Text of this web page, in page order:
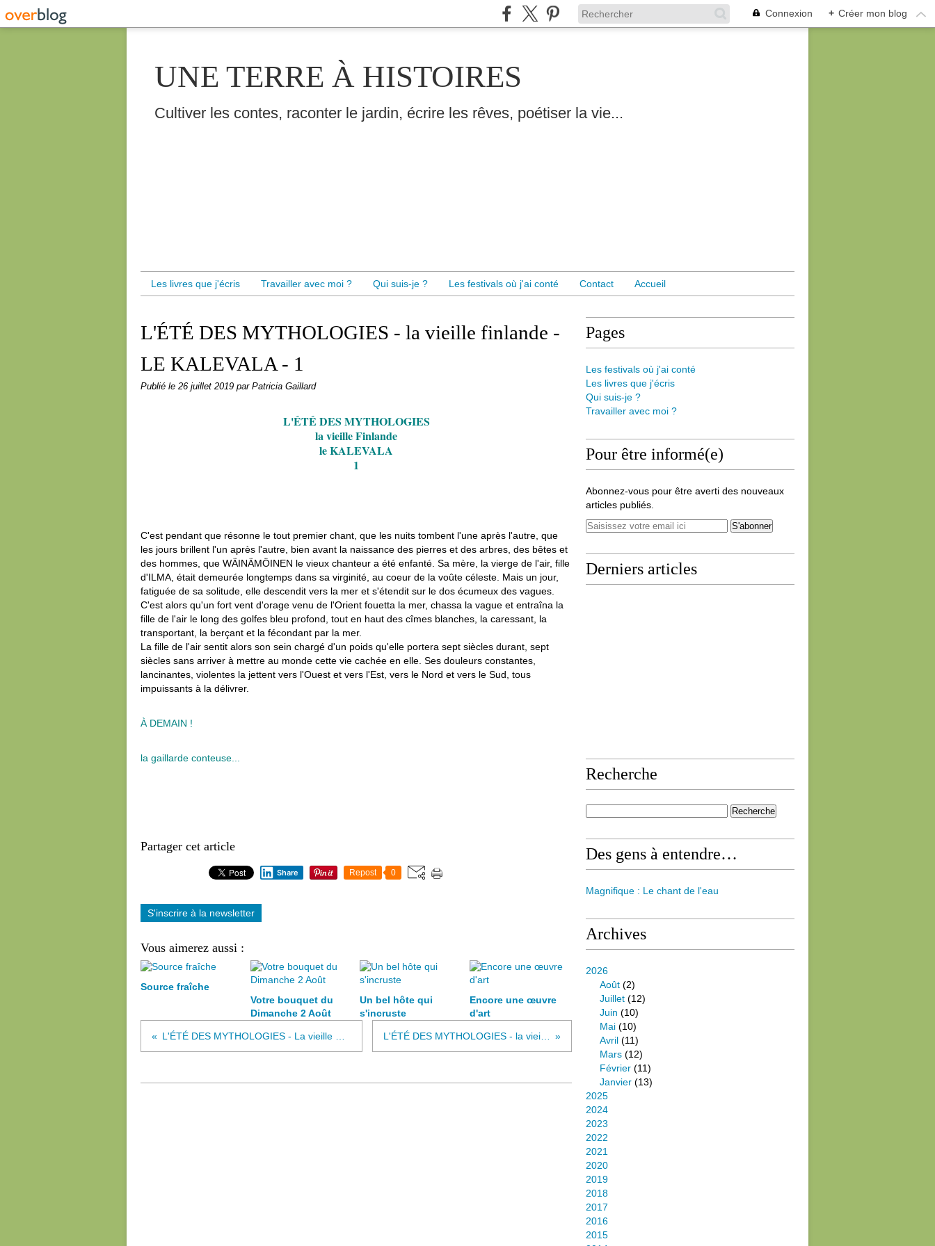
Connexion + Créer mon blog
UNE TERRE À HISTOIRES
Cultiver les contes, raconter le jardin, écrire les rêves, poétiser la vie...
Les livres que j'écris Travailler avec moi ? Qui suis-je ? Les festivals où j'ai conté Contact Accueil
L'ÉTÉ DES MYTHOLOGIES - la vieille finlande -
LE KALEVALA - 1
Publié le 26 juillet 2019 par Patricia Gaillard
L'ÉTÉ DES MYTHOLOGIES
la vieille Finlande
le KALEVALA
1
C'est pendant que résonne le tout premier chant, que les nuits tombent l'une après l'autre, que
les jours brillent l'un après l'autre, bien avant la naissance des pierres et des arbres, des bêtes et
des hommes, que WÄINÄMÖINEN le vieux chanteur a été enfanté. Sa mère, la vierge de l'air, fille
d'ILMA, était demeurée longtemps dans sa virginité, au coeur de la voûte céleste. Mais un jour,
fatiguée de sa solitude, elle descendit vers la mer et s'étendit sur le dos écumeux des vagues.
C'est alors qu'un fort vent d'orage venu de l'Orient fouetta la mer, chassa la vague et entraîna la
fille de l'air le long des golfes bleu profond, tout en haut des cîmes blanches, la caressant, la
transportant, la berçant et la fécondant par la mer.
La fille de l'air sentit alors son sein chargé d'un poids qu'elle portera sept siècles durant, sept
siècles sans arriver à mettre au monde cette vie cachée en elle. Ses douleurs constantes,
lancinantes, violentes la jettent vers l'Ouest et vers l'Est, vers le Nord et vers le Sud, tous
impuissants à la délivrer.
À DEMAIN !
la gaillarde conteuse...
Partager cet article
Share Repost 0
S'inscrire à la newsletter
Vous aimerez aussi :
Source fraîche
Votre bouquet du
Dimanche 2 Août
Un bel hôte qui
s'incruste
Encore une œuvre
d'art
L'ÉTÉ DES MYTHOLOGIES - la vieille Finlande - LE KALEVALA - 2
Pages
Les festivals où j'ai conté
Les livres que j'écris
Qui suis-je ?
Travailler avec moi ?
Pour être informé(e)
Abonnez-vous pour être averti des nouveaux
articles publiés.
Derniers articles
Recherche
Des gens à entendre…
Magnifique : Le chant de l'eau
Archives
2026
Août (2)
Juillet (12)
Juin (10)
Mai (10)
Avril (11)
Mars (12)
Février (11)
Janvier (13)
2025
2024
2023
2022
2021
2020
2019
2018
2017
2016
2015